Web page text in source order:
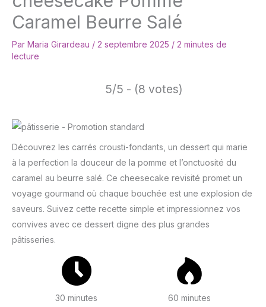
Caramel Beurre Salé
Par Maria Girardeau / 2 septembre 2025 / 2 minutes de
lecture
5/5 - (8 votes)
Découvrez les carrés crousti-fondants, un dessert qui marie
à la perfection la douceur de la pomme et l’onctuosité du
caramel au beurre salé. Ce cheesecake revisité promet un
voyage gourmand où chaque bouchée est une explosion de
saveurs. Suivez cette recette simple et impressionnez vos
convives avec ce dessert digne des plus grandes
pâtisseries.
30 minutes 60 minutes